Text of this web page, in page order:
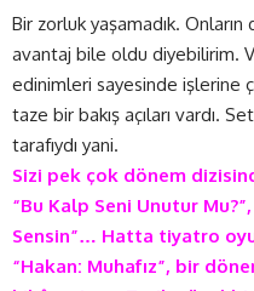
Bir zorluk yaşamadık.
avantaj bile oldu diyebilirim.
edinimleri sayesinde işlerine
taze bir bakış açıları vardı.
tarafıydı yani.
Sizi pek çok dönem
“Bu Kalp Seni Unutur
Sensin”… Hatta tiyatro
“Hakan: Muhafız”, bir